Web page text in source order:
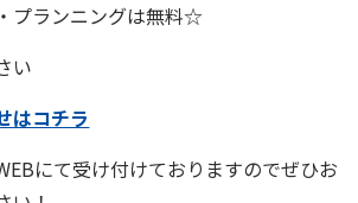
プランニングは無料☆
い
はコチラ
にて受け付けておりますのでぜひお